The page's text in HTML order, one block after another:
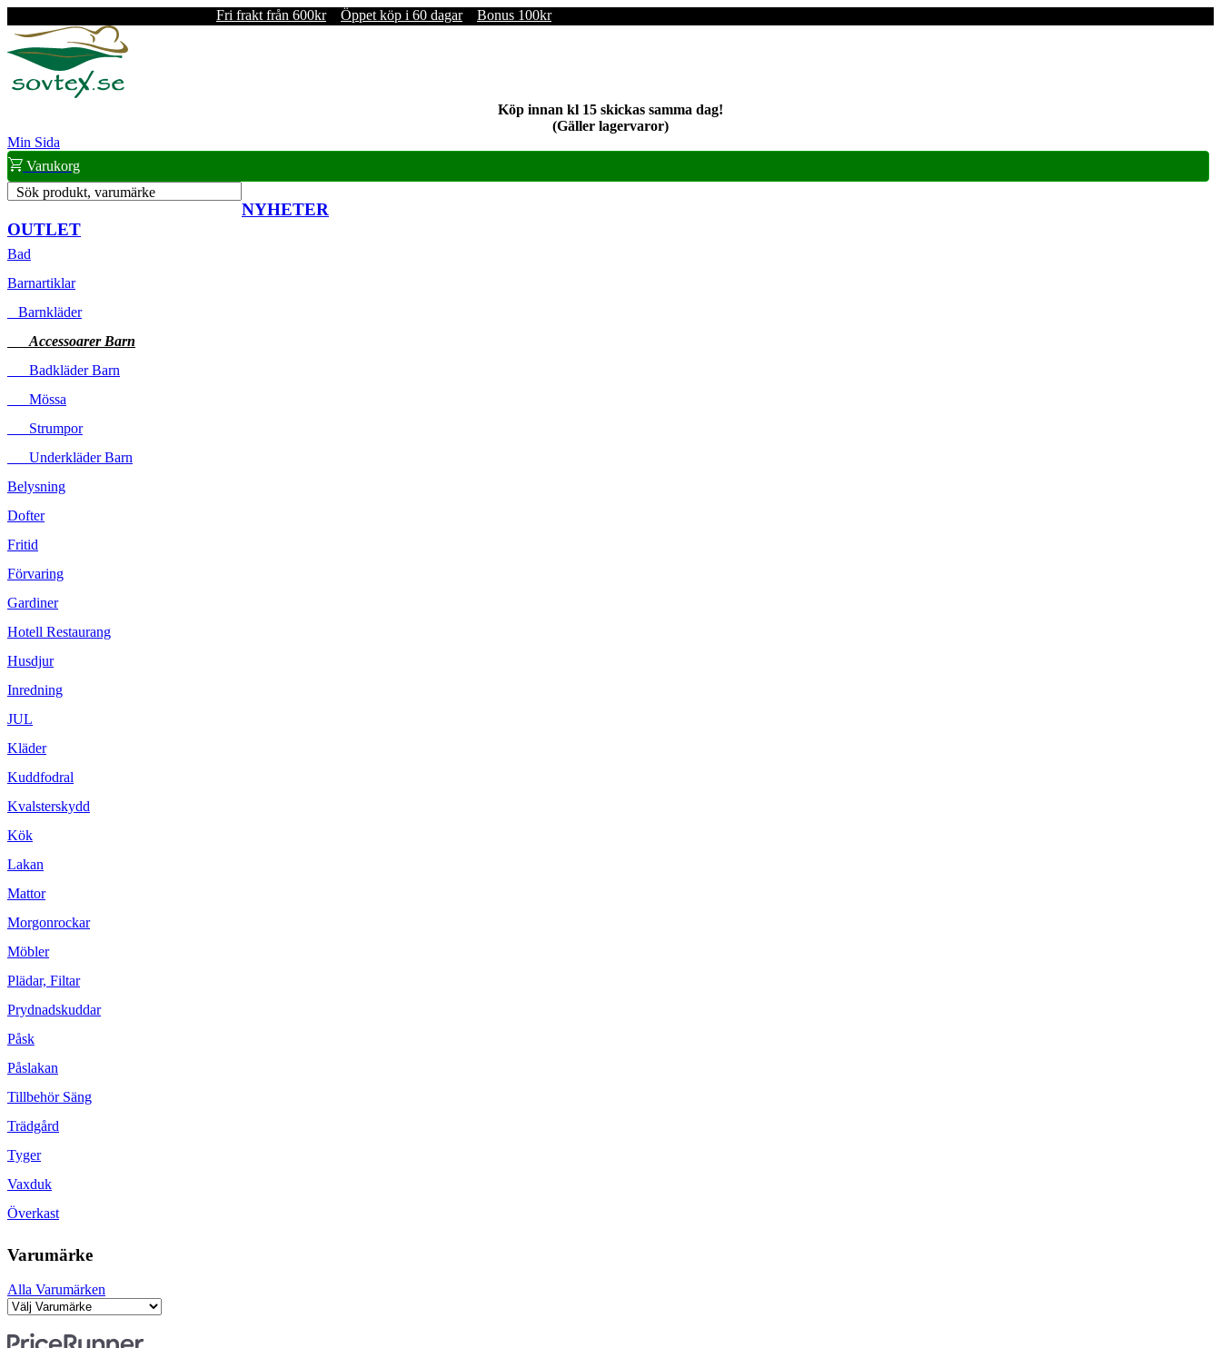
Fri frakt från 600kr Öppet köp i 60 dagar Bonus 100kr
Köp innan kl 15 skickas samma dag!
(Gäller lagervaror)
Min Sida
Varukorg
Sök produkt, varumärke
NYHETER
OUTLET
Bad
Barnartiklar
Barnkläder
Accessoarer Barn
Badkläder Barn
Mössa
Strumpor
Underkläder Barn
Belysning
Dofter
Fritid
Förvaring
Gardiner
Hotell Restaurang
Husdjur
Inredning
JUL
Kläder
Kuddfodral
Kvalsterskydd
Kök
Lakan
Mattor
Morgonrockar
Möbler
Plädar, Filtar
Prydnadskuddar
Påsk
Påslakan
Tillbehör Säng
Trädgård
Tyger
Vaxduk
Överkast
Varumärke
Alla Varumärken